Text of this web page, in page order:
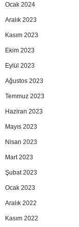
Ocak 2024
Aralık 2023
Kasım 2023
Ekim 2023
Eylül 2023
Ağustos 2023
Temmuz 2023
Haziran 2023
Mayıs 2023
Nisan 2023
Mart 2023
Şubat 2023
Ocak 2023
Aralık 2022
Kasım 2022